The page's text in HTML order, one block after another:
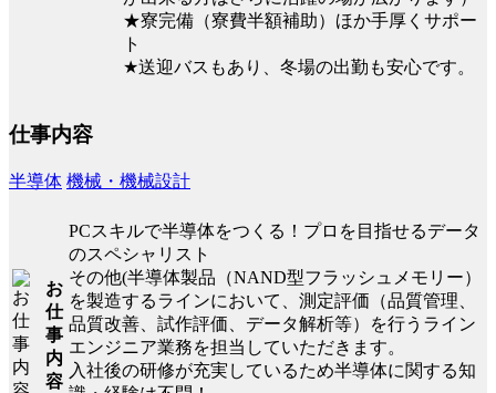
★寮完備（寮費半額補助）ほか手厚くサポー
ト
★送迎バスもあり、冬場の出勤も安心です。
仕事内容
半導体 機械・機械設計
お
仕
事
内
容
PCスキルで半導体をつくる！プロを目指せるデータ
のスペシャリスト
その他(半導体製品（NAND型フラッシュメモリー）
を製造するラインにおいて、測定評価（品質管理、
品質改善、試作評価、データ解析等）を行うライン
エンジニア業務を担当していただきます。
入社後の研修が充実しているため半導体に関する知